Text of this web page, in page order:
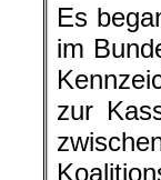
Es
im
zur